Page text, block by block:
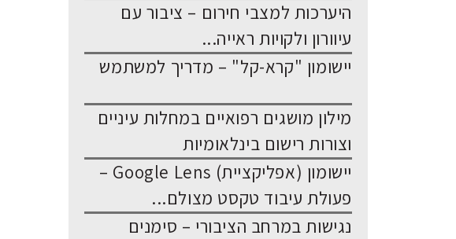
היערכות למצבי חירום – ציבור עם
עיוורון ולקויות ראייה...
יישומון "קרא-קל" – מדריך למשתמש
מילון מושגים רפואיים במחלות עיניים
וצורות רישום בינלאומיות
יישומון (אפליקציית) Google Lens –
פעולת עיבוד טקסט מצולם...
נגישות במרחב הציבורי – סימנים